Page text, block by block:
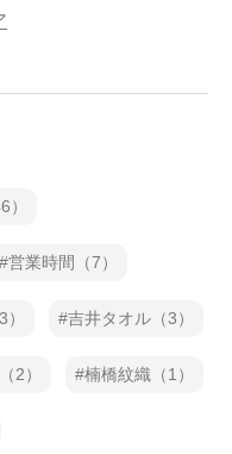
）
営業時間（7）
吉井タオル（3）
2） 楠橋紋織（1）